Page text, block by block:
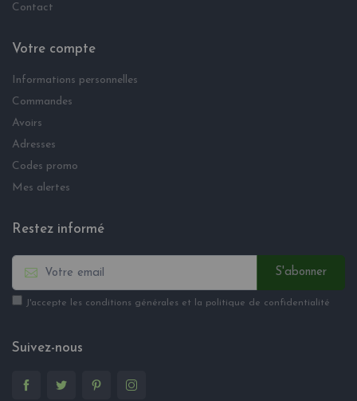
Contact
Votre compte
Informations personnelles
Commandes
Avoirs
Adresses
Codes promo
Mes alertes
Restez informé
S'abonner
J'accepte les conditions générales et la politique de confidentialité
Suivez-nous